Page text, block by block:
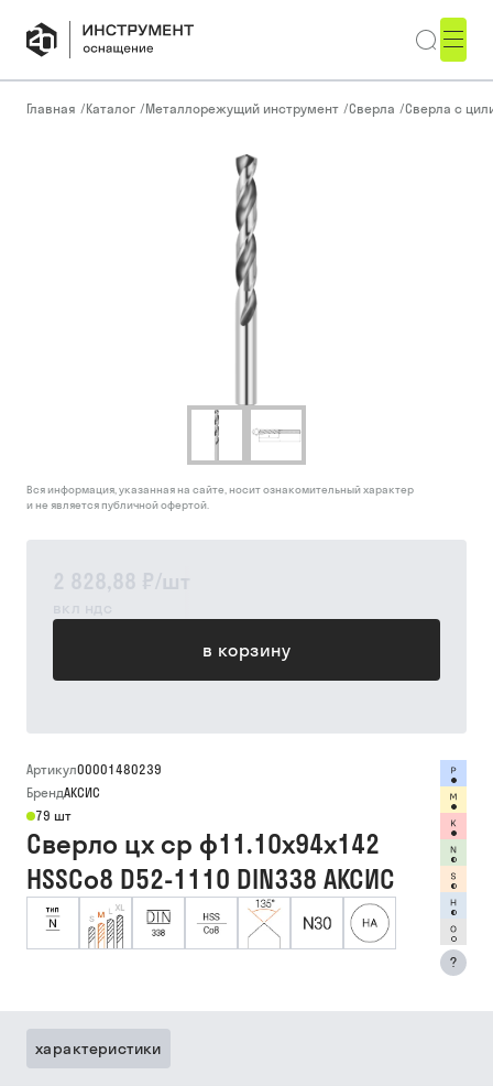
Главная /Каталог /Металлорежущий инструмент /Сверла /Сверла с
2 828,88 ₽/шт
вкл ндс
в корзину
Вся информация, указанная на сайте, носит ознакомительный характер
и не является публичной офертой.
Артикул00001480239
БрендАКСИС
79 шт
Сверло цх ср ф11.10х94х142
HSSCo8 D52-1110 DIN338 АКСИС
?
характеристики